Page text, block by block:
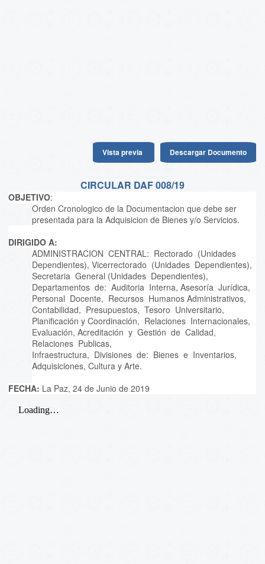
Vista previa Descargar Documento
CIRCULAR DAF 008/19
OBJETIVO:
Orden Cronologico de la Documentacion que debe ser
presentada para la Adquisicion de Bienes y/o Servicios.
DIRIGIDO A:
ADMINISTRACION CENTRAL: Rectorado (Unidades
Dependientes), Vicerrectorado (Unidades Dependientes),
Secretaria General (Unidades Dependientes),
Departamentos de: Auditoria Interna, Asesoría Jurídica,
Personal Docente, Recursos Humanos Administrativos,
Contabilidad, Presupuestos, Tesoro Universitario,
Planificación y Coordinación, Relaciones Internacionales,
Evaluación, Acreditación y Gestión de Calidad,
Relaciones Publicas,
Infraestructura, Divisiones de: Bienes e Inventarios,
Adquisiciones, Cultura y Arte.
FECHA: La Paz, 24 de Junio de 2019